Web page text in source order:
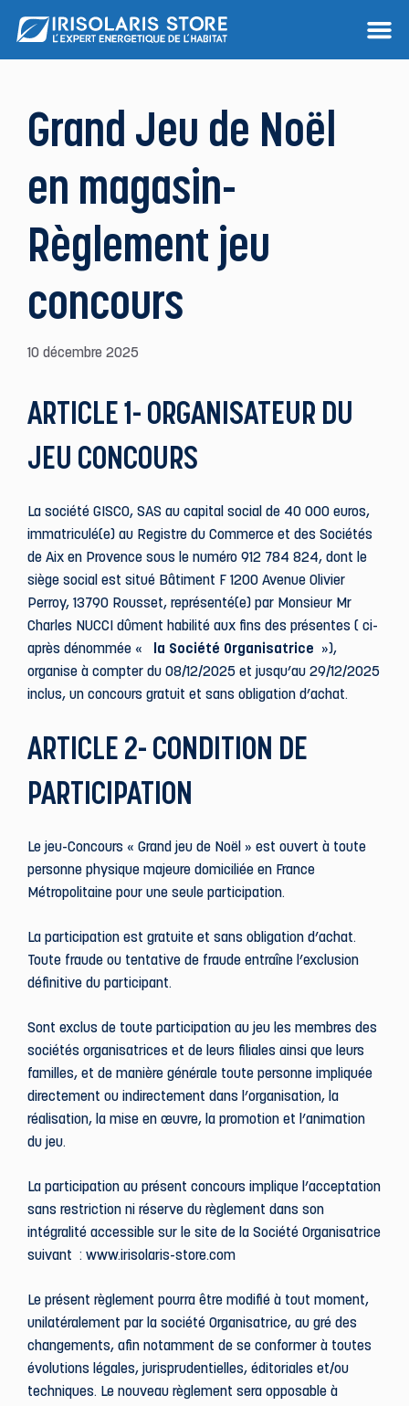
Grand Jeu de Noël
en magasin-
Règlement jeu
concours
10 décembre 2025
ARTICLE 1- ORGANISATEUR DU
JEU CONCOURS
La société GISCO, SAS au capital social de 40 000 euros,
immatriculé(e) au Registre du Commerce et des Sociétés
de Aix en Provence sous le numéro 912 784 824, dont le
siège social est situé Bâtiment F 1200 Avenue Olivier
Perroy, 13790 Rousset, représenté(e) par Monsieur Mr
Charles NUCCI dûment habilité aux fins des présentes ( ci-
après dénommée «
la Société Organisatrice »),
organise à compter du 08/12/2025 et jusqu’au 29/12/2025
inclus, un concours gratuit et sans obligation d’achat.
ARTICLE 2- CONDITION DE
PARTICIPATION
Le jeu-Concours « Grand jeu de Noël » est ouvert à toute
personne physique majeure domiciliée en France
Métropolitaine pour une seule participation.
La participation est gratuite et sans obligation d’achat.
Toute fraude ou tentative de fraude entraîne l’exclusion
définitive du participant.
Sont exclus de toute participation au jeu les membres des
sociétés organisatrices et de leurs filiales ainsi que leurs
familles, et de manière générale toute personne impliquée
directement ou indirectement dans l’organisation, la
réalisation, la mise en œuvre, la promotion et l’animation
du jeu.
La participation au présent concours implique l’acceptation
sans restriction ni réserve du règlement dans son
intégralité accessible sur le site de la Société Organisatrice
suivant : www.irisolaris-store.com
Le présent règlement pourra être modifié à tout moment,
unilatéralement par la société Organisatrice, au gré des
changements, afin notamment de se conformer à toutes
évolutions légales, jurisprudentielles, éditoriales et/ou
techniques. Le nouveau règlement sera opposable à